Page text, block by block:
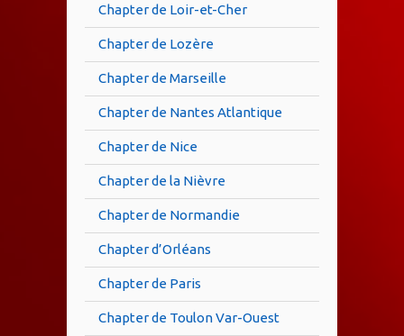
Chapter de Loir-et-Cher
Chapter de Lozère
Chapter de Marseille
Chapter de Nantes Atlantique
Chapter de Nice
Chapter de la Nièvre
Chapter de Normandie
Chapter d’Orléans
Chapter de Paris
Chapter de Toulon Var-Ouest